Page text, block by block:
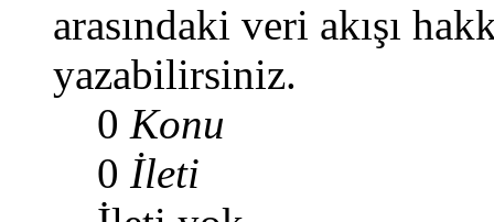
arasındaki veri akışı
yazabilirsiniz.
0 Konu
0 İleti